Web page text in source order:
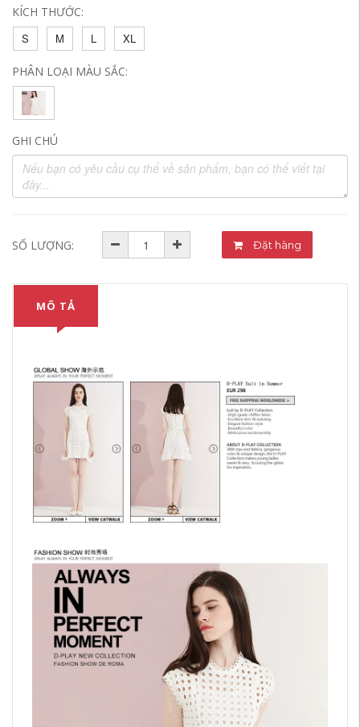
KÍCH THƯỚC:
S
M L XL
PHÂN LOẠI MÀU SẮC:
GHI CHÚ
SỐ LƯỢNG: Đặt hàng
MÔ TẢ